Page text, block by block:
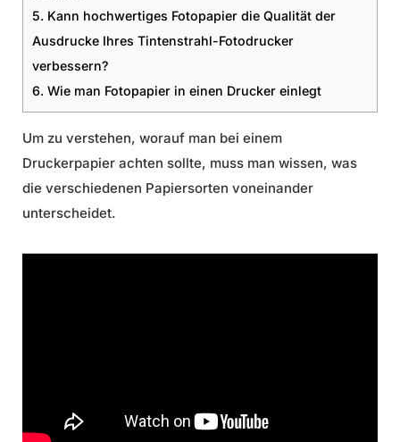
5. Kann hochwertiges Fotopapier die Qualität der
Ausdrucke Ihres Tintenstrahl-Fotodrucker
verbessern?
6. Wie man Fotopapier in einen Drucker einlegt
Um zu verstehen, worauf man bei einem
Druckerpapier achten sollte, muss man wissen, was
die verschiedenen Papiersorten voneinander
unterscheidet.